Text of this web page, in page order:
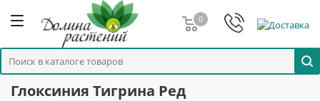
0
Глоксиния Тигрина Ред